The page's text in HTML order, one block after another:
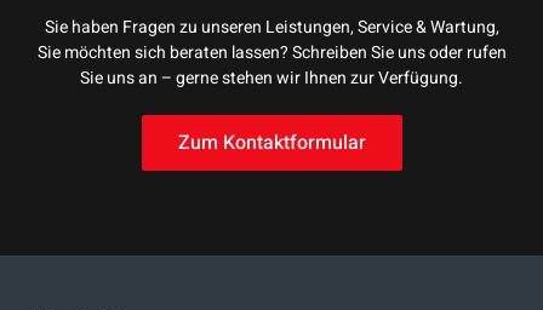
Sie haben Fragen zu unseren Leistungen, Service & Wartung,
Sie möchten sich beraten lassen? Schreiben Sie uns oder rufen
Sie uns an – gerne stehen wir Ihnen zur Verfügung.
Zum Kontaktformular